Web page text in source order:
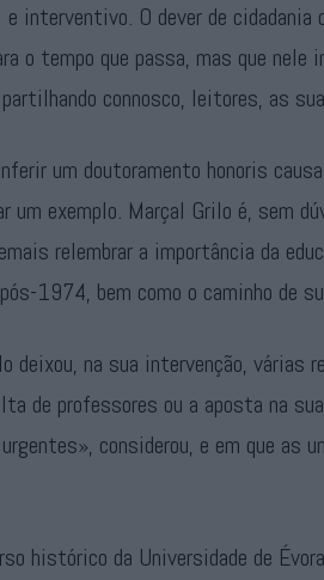
interventivo. O dever de cidadania
o tempo que passa, mas que
connosco, leitores, as
um doutoramento honoris
um exemplo. Marçal Grilo é, sem
relembrar a importância da
1974, bem como o caminho de
deixou, na sua intervenção, várias
de professores ou a aposta na
considerou, e em que as
histórico da Universidade de